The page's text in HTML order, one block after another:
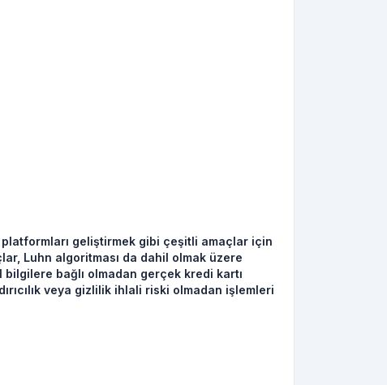
geliştirmek gibi çeşitli amaçlar için
Luhn algoritması da dahil olmak üzere
bağlı olmadan gerçek kredi kartı
veya gizlilik ihlali riski olmadan işlemleri